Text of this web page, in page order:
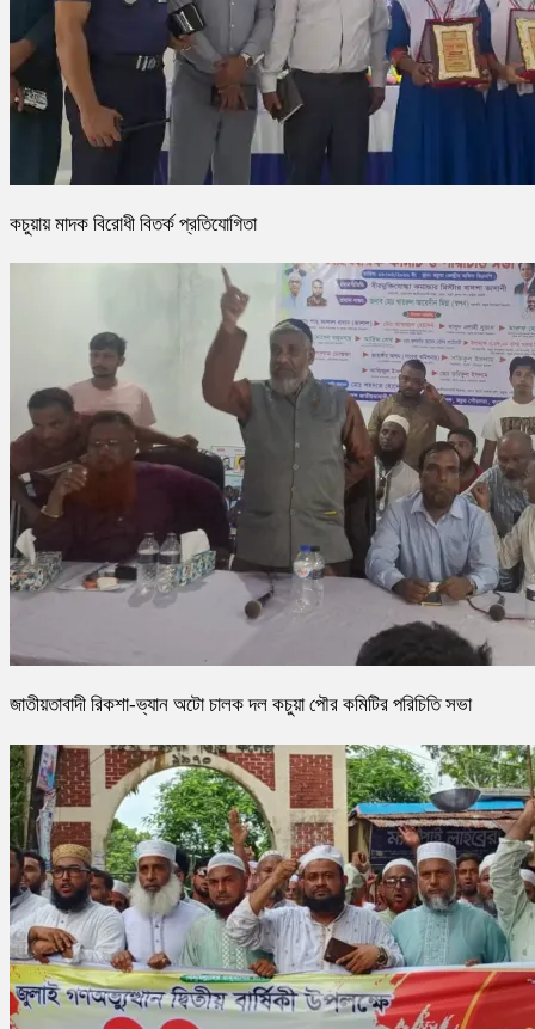
কচুয়ায় মাদক বিরোধী বিতর্ক প্রতিযোগিতা
জাতীয়তাবাদী রিকশা-ভ্যান অটো চালক দল কচুয়া পৌর কমিটির পরিচিতি সভা